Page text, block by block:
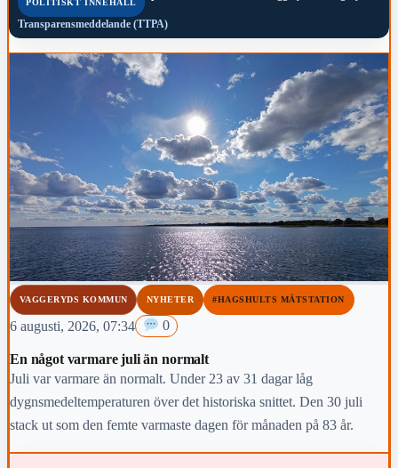
POLITISKT INNEHÅLL
Transparensmeddelande (TTPA)
VAGGERYDS KOMMUN NYHETER #HAGSHULTS MÄTSTATION
6 augusti, 2026, 07:34 0
En något varmare juli än normalt
Juli var varmare än normalt. Under 23 av 31 dagar låg
dygnsmedeltemperaturen över det historiska snittet. Den 30 juli
stack ut som den femte varmaste dagen för månaden på 83 år.